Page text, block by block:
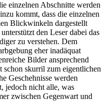
einzelnen Abschnitte werden
kommt, dass die einzelnen
Blickwinkeln dargestellt
den Leser dabei das
zu verstehen. Dem
eher inadäquat
Bilder ansprechend
schon skurril zum eigentlichen
Geschehnisse werden
jedoch nicht alle, was
zwischen Gegenwart und